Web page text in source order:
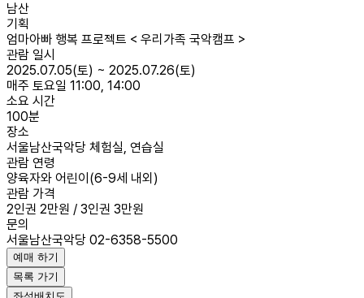
남산
기획
엄마아빠 행복 프로젝트 < 우리가족 국악캠프 >
관람 일시
2025.07.05(토) ~ 2025.07.26(토)
매주 토요일 11:00, 14:00
소요 시간
100분
장소
서울남산국악당 체험실, 연습실
관람 연령
양육자와 어린이(6-9세 내외)
관람 가격
2인권 2만원 / 3인권 3만원
문의
서울남산국악당 02-6358-5500
예매 하기
목록 가기